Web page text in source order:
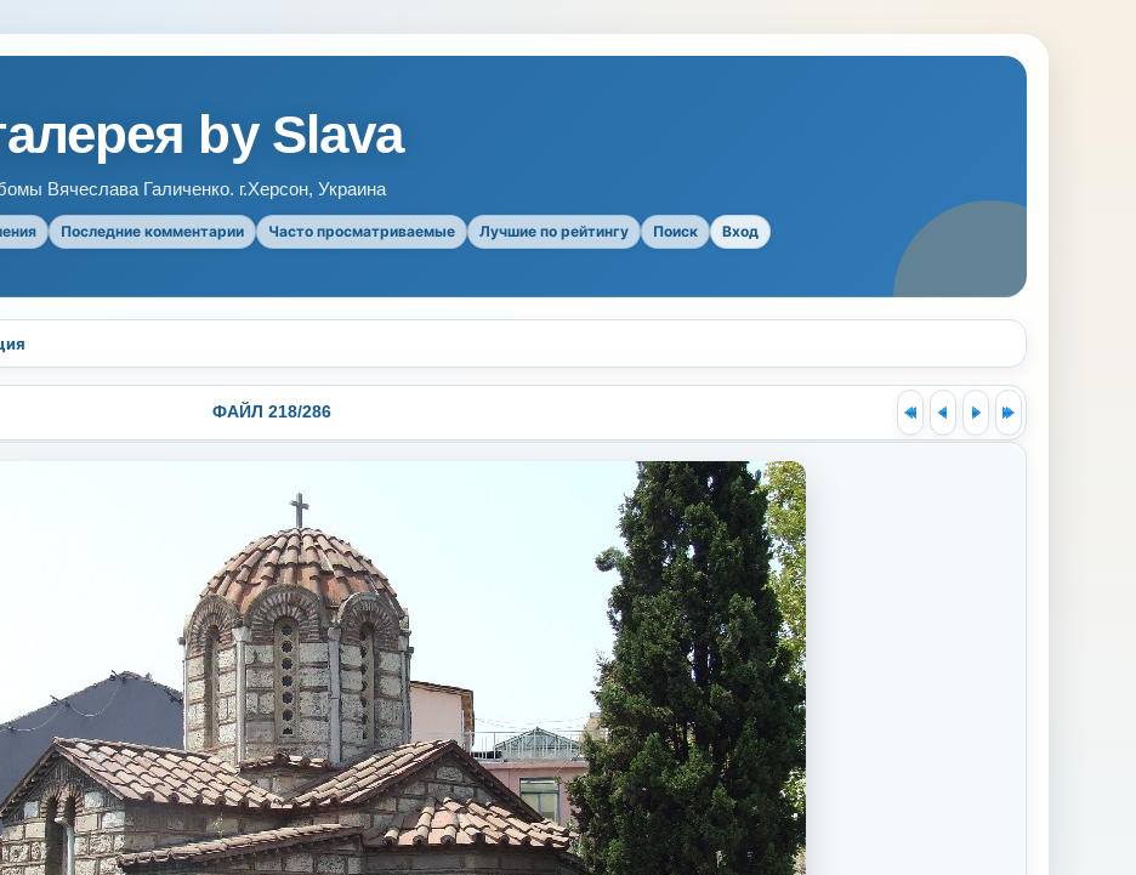
by Slava
Вячеслава Галиченко. г.Херсон, Украина
Последние комментарии Часто просматриваемые Лучшие по рейтингу Поиск Вход
ФАЙЛ 218/286